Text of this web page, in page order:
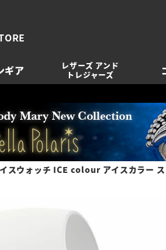
ギア
レザーズ アンド
トレジャーズ
スウォッチ ICE colour アイスカラー ス